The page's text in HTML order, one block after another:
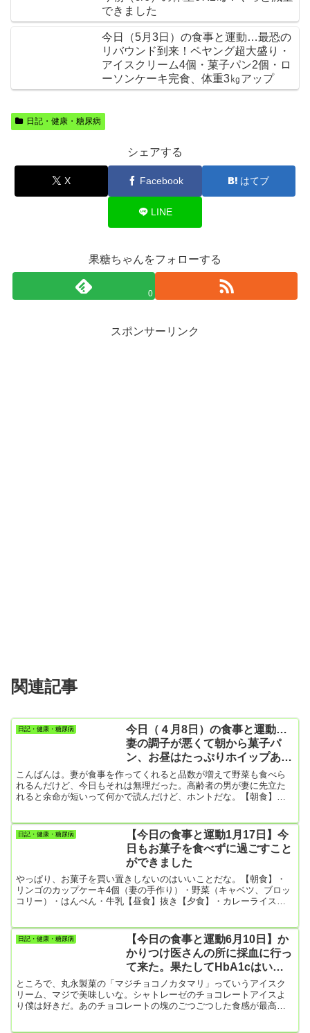
できました
今日（5月3日）の食事と運動…最恐の
リバウンド到来！ペヤング超大盛り・
アイスクリーム4個・菓子パン2個・ロ
ーソンケーキ完食、体重3㎏アップ
日記・健康・糖尿病
シェアする
X Facebook はてブ
LINE
果糖ちゃんをフォローする
0
スポンサーリンク
関連記事
日記・健康・糖尿病
今日（４月8日）の食事と運動…
妻の調子が悪くて朝から菓子パ
ン、お昼はたっぷりホイップあん
ぱん、夕食はペヤング大盛り
こんばんは。妻が食事を作ってくれると品数が増えて野菜も食べら
れるんだけど、今日もそれは無理だった。高齢者の男が妻に先立た
れると余命が短いって何かで読んだけど、ホントだな。【朝食】・
んぱん1個・牛乳200ml・おにぎり2個【夕食】・インスタント焼きそ
ば「ペヤング大盛り」・卵焼き（3個分）【夜の間食】・クッキー
（ソルティ）4枚コーヒーのお供にとわざわざ買いに出た。朝から食
日記・健康・糖尿病
【今日の食事と運動1月17日】今
日もお菓子を食べずに過ごすこと
ができました
やっぱり、お菓子を買い置きしないのはいいことだな。【朝食】・
リンゴのカップケーキ4個（妻の手作り）・野菜（キャベツ、ブロッ
コリー）・はんぺん・牛乳【昼食】抜き【夕食】・カレーライス・
今日で2日目！【散歩】・9352歩・かかと上げ 4分ほど
日記・健康・糖尿病
【今日の食事と運動6月10日】か
かりつけ医さんの所に採血に行っ
て来た。果たしてHbA1cはいか
に？診察は水曜日
ところで、丸永製菓の「マジチョコノカタマリ」っていうアイスク
リーム、マジで美味しいな。シャトレーゼのチョコレートアイスよ
り僕は好きだ。あのチョコレートの塊のごつごつした食感が最高。